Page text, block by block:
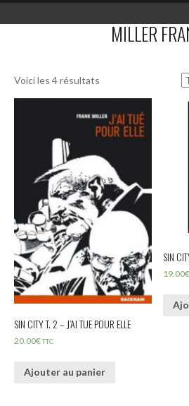
MILLER
Voici les 4 résultats
SIN CITY T. 2 – J’AI TUE POUR ELLE
20.00€TTC
Ajouter au panier
SIN
19.00€